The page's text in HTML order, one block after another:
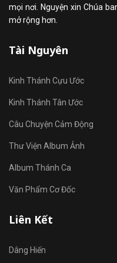
mọi nơi. Nguyện xin Chúa
mở rộng hơn.
Tài Nguyên
Kinh Thánh Cựu Ước
Kinh Thánh Tân Ước
Câu Chuyện Cảm Động
Thư Viện Album Ảnh
Album Thánh Ca
Văn Phẩm Cơ Đốc
Liên Kết
Dâng Hiến